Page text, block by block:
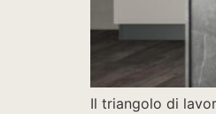
Il triangolo di